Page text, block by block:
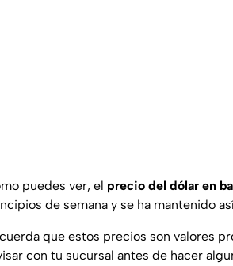
puedes ver, el precio del dólar en
de semana y se ha mantenido
que estos precios son valores
con tu sucursal antes de hacer